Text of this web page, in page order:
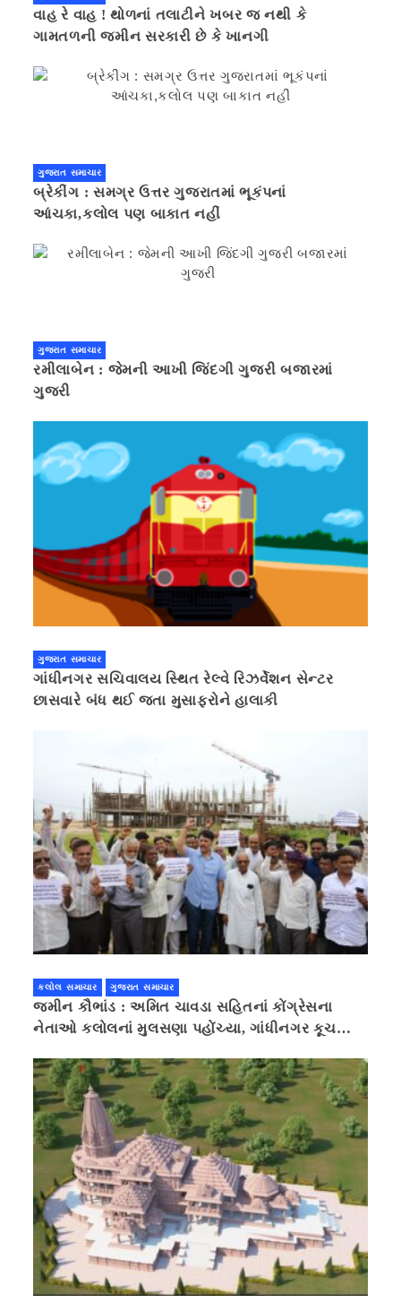
વાહ રે વાહ ! થોળનાં તલાટીને ખબર જ નથી કે
ગામતળની જમીન સરકારી છે કે ખાનગી
ગુજરાત સમાચાર
બ્રેકીંગ : સમગ્ર ઉત્તર ગુજરાતમાં ભૂકંપનાં
આંચકા,કલોલ પણ બાકાત નહીં
ગુજરાત સમાચાર
રમીલાબેન : જેમની આખી જિંદગી ગુજરી બજારમાં
ગુજરી
ગુજરાત સમાચાર
ગાંધીનગર સચિવાલય સ્થિત રેલ્વે રિઝર્વેશન સેન્ટર
છાસવારે બંધ થઈ જતા મુસાફરોને હાલાકી
કલોલ સમાચાર ગુજરાત સમાચાર
જમીન કૌભાંડ : અમિત ચાવડા સહિતનાં કોંગ્રેસના
નેતાઓ કલોલનાં મુલસણા પહોંચ્યા, ગાંધીનગર કૂચ